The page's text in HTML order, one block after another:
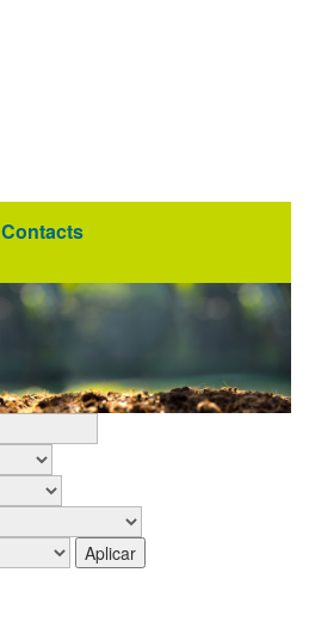
Contacts